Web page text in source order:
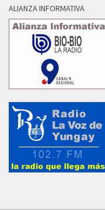
ALIANZA INFORMATIVA